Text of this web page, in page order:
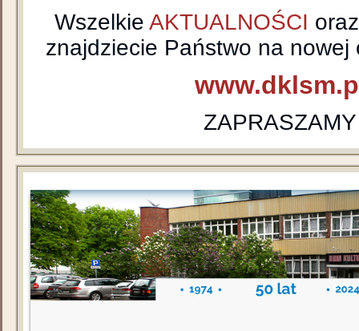
WszelkieAKTUALNOŚCI
znajdziecie Państwo na nowej
ZAPRASZAMY